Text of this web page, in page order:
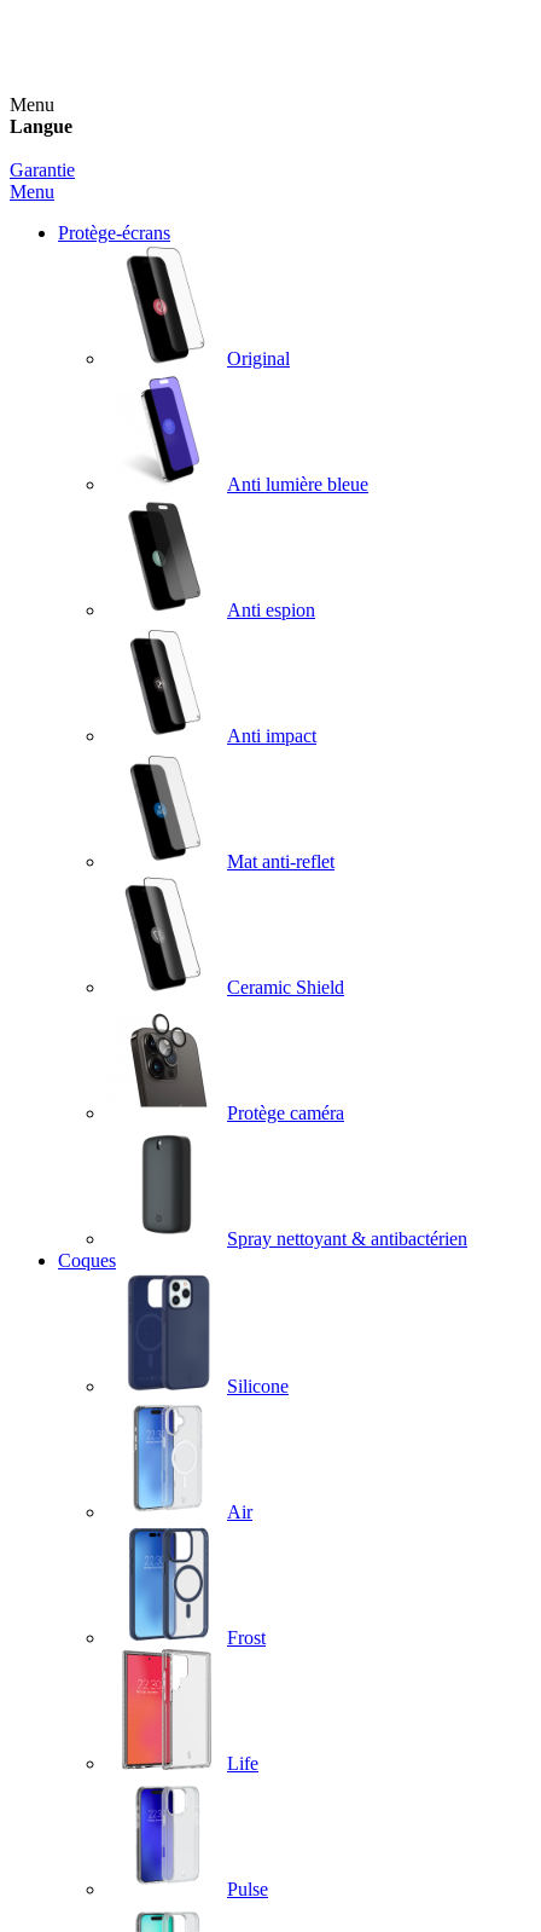
Menu
Langue
Garantie
Menu
Protège-écrans
Original
Anti lumière bleue
Anti espion
Anti impact
Mat anti-reflet
Ceramic Shield
Protège caméra
Spray nettoyant & antibactérien
Coques
Silicone
Air
Frost
Life
Pulse